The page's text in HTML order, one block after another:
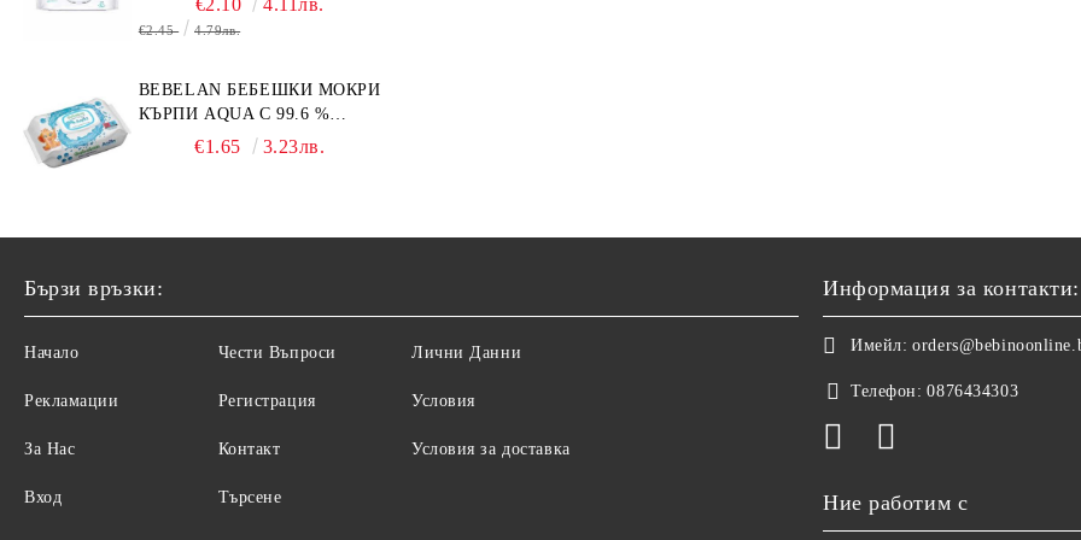
€2.10 4.11лв.
€2.45 4.79лв.
BEBELAN БЕБЕШКИ МОКРИ
КЪРПИ AQUA С 99.6 %
ВОДА 64БР.
€1.65 3.23лв.
Бързи връзки:
Начало
Рекламации
За Нас
Вход
Чести Въпроси
Регистрация
Контакт
Търсене
Лични Данни
Условия
Условия за доставка
Информация за контакти:
Имейл:
Телефон: 0876434303
Ние работим с